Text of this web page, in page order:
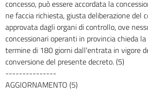
concesso, può essere accordata la
ne faccia richiesta, giusta deliberazione del
approvata dagli organi di controllo, ove
concessionari operanti in provincia chieda
termine di 180 giorni dall'entrata in vigore
conversione del presente decreto. (5)
---------------
AGGIORNAMENTO (5)